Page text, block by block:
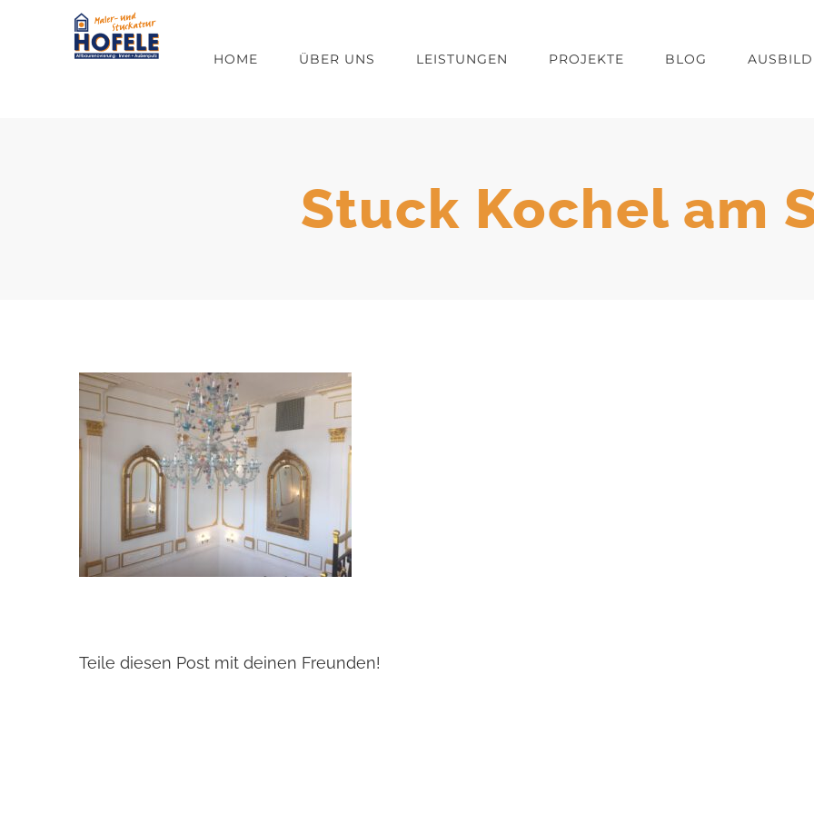
HOME ÜBER UNS LEISTUNGEN PROJEKTE BLOG
Stuck Kochel am
Teile diesen Post mit deinen Freunden!